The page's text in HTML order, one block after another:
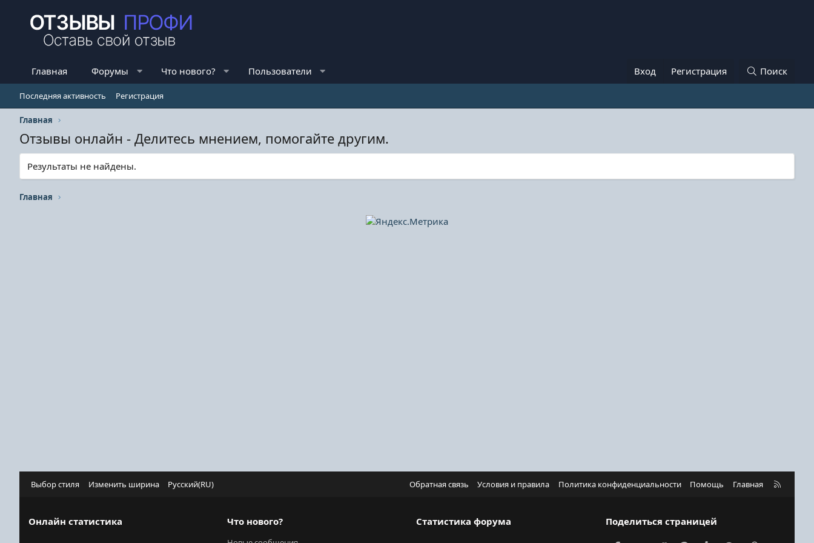
Главная Форумы Что нового? Пользователи Вход Регистрация Поиск
Последняя активность Регистрация
Главная
Отзывы онлайн - Делитесь мнением, помогайте другим.
Результаты не найдены.
Главная
Выбор стиля Изменить ширина Русский(RU) Обратная связь Условия и правила Политика конфиденциальности Помощь Главная
R
Онлайн статистика Что нового? Статистика форума Поделиться страницей